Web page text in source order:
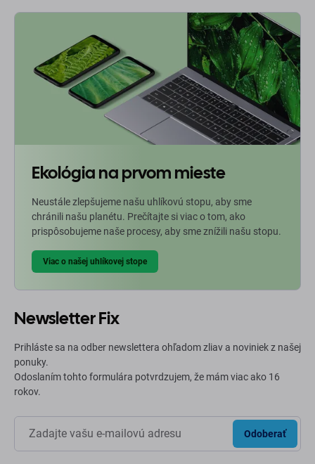
Ekológia na prvom mieste
Neustále zlepšujeme našu uhlíkovú stopu, aby sme
chránili našu planétu. Prečítajte si viac o tom, ako
prispôsobujeme naše procesy, aby sme znížili našu stopu.
Viac o našej uhlíkovej stope
Newsletter Fix
Prihláste sa na odber newslettera ohľadom zliav a noviniek z našej
ponuky.
Odoslaním tohto formulára potvrdzujem, že mám viac ako 16
rokov.
Odoberať